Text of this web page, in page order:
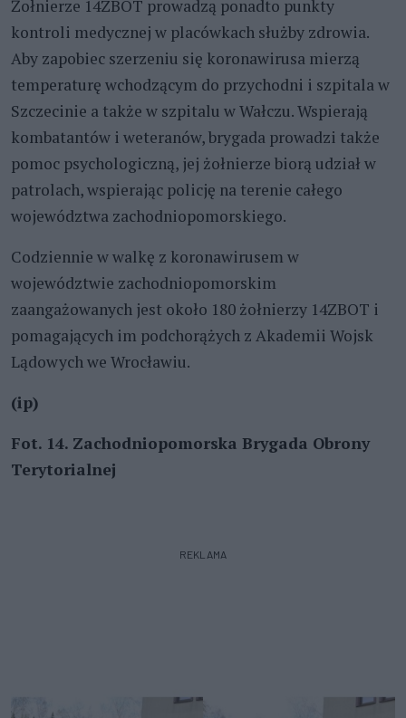
Żołnierze 14ZBOT prowadzą ponadto punkty
kontroli medycznej w placówkach służby zdrowia.
Aby zapobiec szerzeniu się koronawirusa mierzą
temperaturę wchodzącym do przychodni i szpitala w
Szczecinie a także w szpitalu w Wałczu. Wspierają
kombatantów i weteranów, brygada prowadzi także
pomoc psychologiczną, jej żołnierze biorą udział w
patrolach, wspierając policję na terenie całego
województwa zachodniopomorskiego.
Codziennie w walkę z koronawirusem w
województwie zachodniopomorskim
zaangażowanych jest około 180 żołnierzy 14ZBOT i
pomagających im podchorążych z Akademii Wojsk
Lądowych we Wrocławiu.
(ip)
Fot. 14. Zachodniopomorska Brygada Obrony
Terytorialnej
REKLAMA